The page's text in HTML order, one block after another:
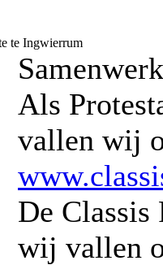
te Ingwierrum
Als
vallen wij
De Classis
wij vallen